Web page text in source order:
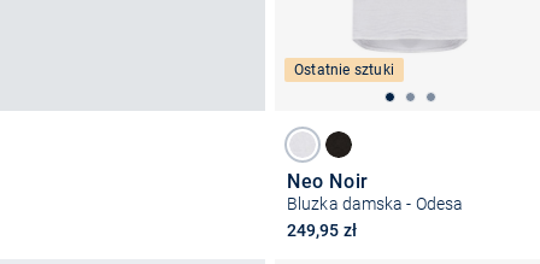
Ostatnie sztuki
Neo Noir
Bluzka damska - Odesa
249,95 zł